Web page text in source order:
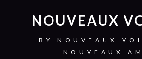
NOUVEAUX
BY
NOUVEAUX
NOUVEAUX